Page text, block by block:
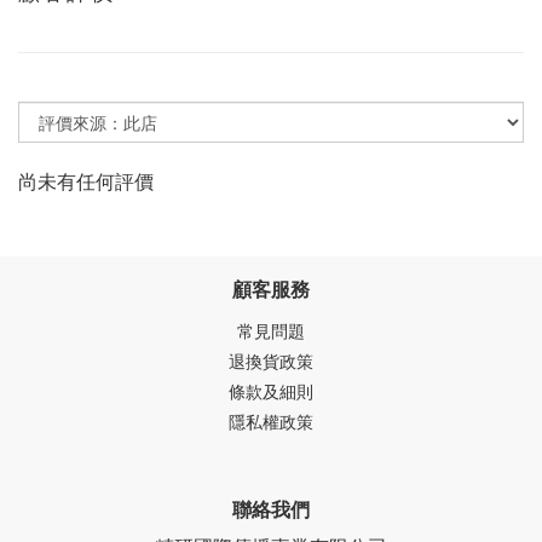
尚未有任何評價
顧客服務
常見問題
退換貨政策
條款及細則
隱私權政策
聯絡我們